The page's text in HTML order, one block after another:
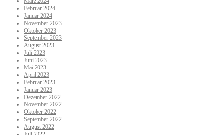
Februar 2024
Januar 2024
November 2023
Oktober 2023
September 2023
August 2023
Juli 2023
Juni 2023
Mai 2023
April 2023
Februar 2023
Januar 2023
Dezember 2022
November 2022
Oktober 2022
September 2022
August 2022